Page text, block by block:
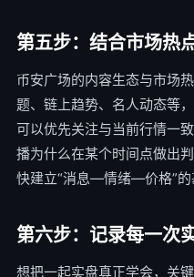
第五步：结合市场热
币安广场的内容生态与市场
题、链上趋势、名人动态等
可以优先关注与当前行情一
播为什么在某个时间点做出
快建立“消息—情绪—价格”的
第六步：记录每一次
想把一起实盘真正学会，关